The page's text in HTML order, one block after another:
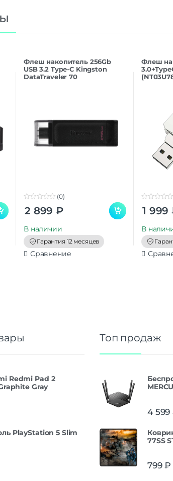
Флеш накопитель 256Gb
USB 3.2 Type-C Kingston
DataTraveler 70
o
o
(0)
2 899 ₽
В наличии
Гарантия 12 месяцев
Сравнение
Флеш
o
1 999
В
Redmi Pad 2
Gray
PlayStation 5 Slim
Топ продаж
4 599
77SS
799₽